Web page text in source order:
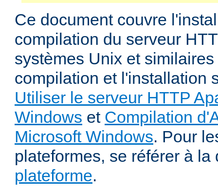
Ce document couvre
compilation du serveur
systèmes Unix et
compilation et l'installation
Utiliser le serveur HTTP
Windows et Compilation
Microsoft Windows. Pour
plateformes, se référer à
plateforme.